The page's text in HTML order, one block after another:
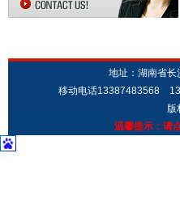
地址：湖南省
移动电话13387483568
版
温馨提示：请